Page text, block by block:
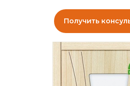
Получить